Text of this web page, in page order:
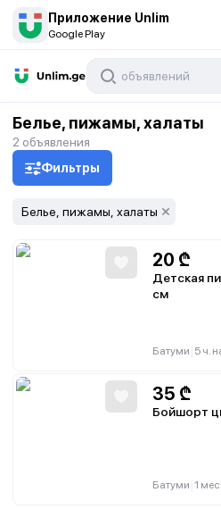
Приложение Unlim
Google Play
Белье, пижамы, халаты
2 объявления
Фильтры
Белье, пижамы, халаты
20 ₾
Детская
см
Батуми 5 ч.
35 ₾
Бойшорт
Батуми 1